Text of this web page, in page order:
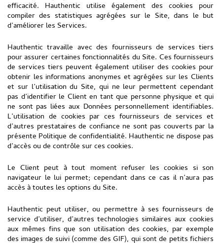
efficacité. Hauthentic utilise également des cookies pour
compiler des statistiques agrégées sur le Site, dans le but
d’améliorer les Services.
Hauthentic travaille avec des fournisseurs de services tiers
pour assurer certaines fonctionnalités du Site. Ces fournisseurs
de services tiers peuvent également utiliser des cookies pour
obtenir les informations anonymes et agrégées sur les Clients
et sur l’utilisation du Site, qui ne leur permettent cependant
pas d’identifier le Client en tant que personne physique et qui
ne sont pas liées aux Données personnellement identifiables.
L’utilisation de cookies par ces fournisseurs de services et
d’autres prestataires de confiance ne sont pas couverts par la
présente Politique de confidentialité. Hauthentic ne dispose pas
d’accès ou de contrôle sur ces cookies.
Le Client peut à tout moment refuser les cookies si son
navigateur le lui permet; cependant dans ce cas il n’aura pas
accès à toutes les options du Site.
Hauthentic peut utiliser, ou permettre à ses fournisseurs de
service d’utiliser, d’autres technologies similaires aux cookies
aux mêmes fins que son utilisation des cookies, par exemple
des images de suivi (comme des GIF), qui sont de petits fichiers